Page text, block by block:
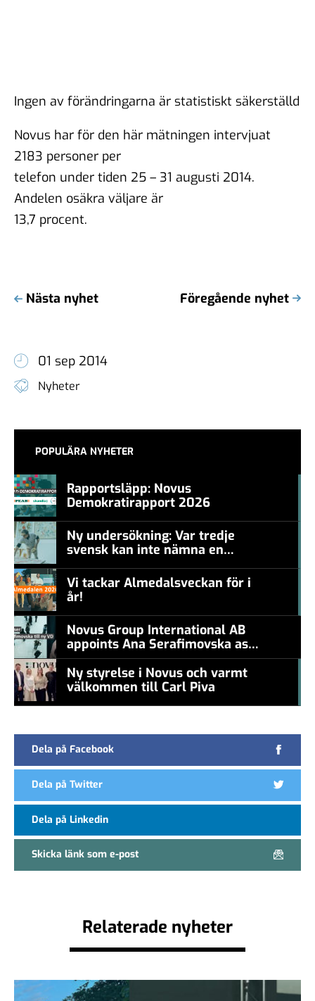
Ingen av förändringarna är statistiskt säkerställd
Novus har för den här mätningen intervjuat
2183 personer per
telefon under tiden 25 – 31 augusti 2014.
Andelen osäkra väljare är
13,7 procent.
Nästa nyhet Föregående nyhet
01 sep 2014
Nyheter
POPULÄRA NYHETER
Rapportsläpp: Novus
Demokratirapport 2026
Ny undersökning: Var tredje
svensk kan inte nämna en
levande konstnär
Vi tackar Almedalsveckan för i
år!
Novus Group International AB
appoints Ana Serafimovska as
new CEO
Ny styrelse i Novus och varmt
välkommen till Carl Piva
Dela på Facebook
Dela på Twitter
Dela på Linkedin
Skicka länk som e-post
Relaterade nyheter